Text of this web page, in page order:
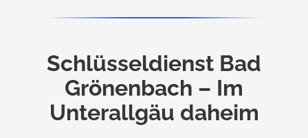
Schlüsseldienst Bad
Grönenbach – Im
Unterallgäu daheim